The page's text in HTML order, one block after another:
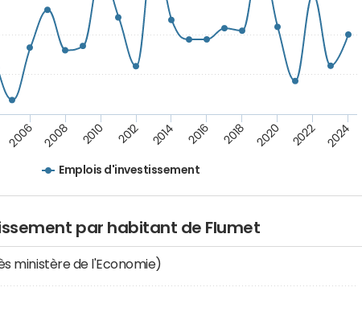
Emplois d'investissement
2006 2008 2010 2012 2014 2016 2018 2020 2022 2024
par habitant de Flumet
ministère de l'Economie)